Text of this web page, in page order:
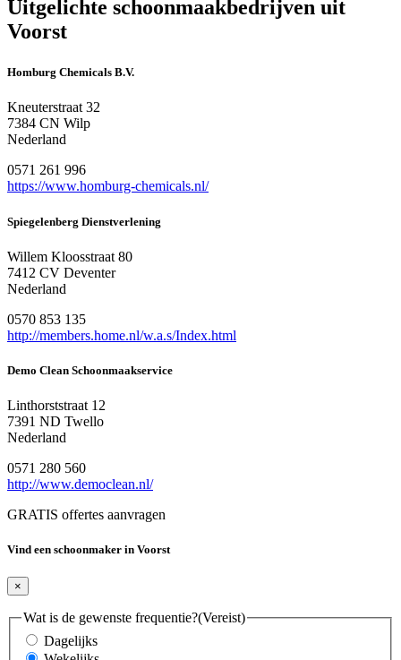
Uitgelichte schoonmaakbedrijven uit
Voorst
Homburg Chemicals B.V.
Kneuterstraat 32
7384 CN Wilp
Nederland
0571 261 996
https://www.homburg-chemicals.nl/
Spiegelenberg Dienstverlening
Willem Kloosstraat 80
7412 CV Deventer
Nederland
0570 853 135
http://members.home.nl/w.a.s/Index.html
Demo Clean Schoonmaakservice
Linthorststraat 12
7391 ND Twello
Nederland
0571 280 560
http://www.democlean.nl/
GRATIS offertes aanvragen
Vind een schoonmaker in Voorst
×
Wat is de gewenste frequentie?(Vereist)
Dagelijks